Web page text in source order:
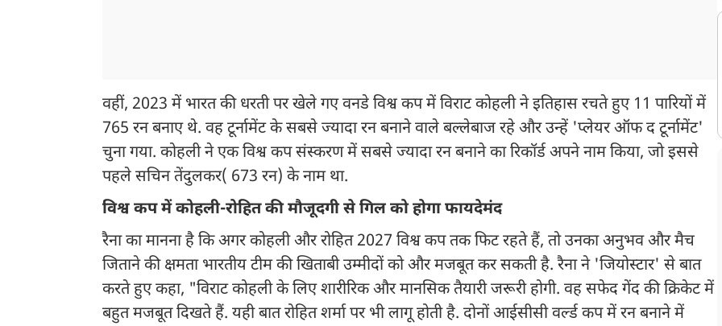
वहीं, 2023 में भारत की धरती पर खेले गए वनडे विश्व कप में विराट कोहली ने इतिहास रचते हुए 11 पारियों में
765 रन बनाए थे. वह टूर्नामेंट के सबसे ज्यादा रन बनाने वाले बल्लेबाज रहे और उन्हें 'प्लेयर ऑफ द टूर्नामेंट'
चुना गया. कोहली ने एक विश्व कप संस्करण में सबसे ज्यादा रन बनाने का रिकॉर्ड अपने नाम किया, जो इससे
पहले सचिन तेंदुलकर( 673 रन) के नाम था.
विश्व कप में कोहली-रोहित की मौजूदगी से गिल को होगा फायदेमंद
रैना का मानना है कि अगर कोहली और रोहित 2027 विश्व कप तक फिट रहते हैं, तो उनका अनुभव और मैच
जिताने की क्षमता भारतीय टीम की खिताबी उम्मीदों को और मजबूत कर सकती है. रैना ने 'जियोस्टार' से बात
करते हुए कहा, "विराट कोहली के लिए शारीरिक और मानसिक तैयारी जरूरी होगी. वह सफेद गेंद की क्रिकेट में
बहुत मजबूत दिखते हैं. यही बात रोहित शर्मा पर भी लागू होती है. दोनों आईसीसी वर्ल्ड कप में रन बनाने में